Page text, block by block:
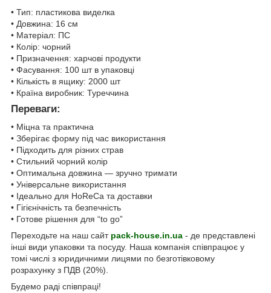
• Тип: пластикова виделка
• Довжина: 16 см
• Матеріал: ПС
• Колір: чорний
• Призначення: харчові продукти
• Фасування: 100 шт в упаковці
• Кількість в ящику: 2000 шт
• Країна виробник: Туреччина
Переваги:
• Міцна та практична
• Зберігає форму під час використання
• Підходить для різних страв
• Стильний чорний колір
• Оптимальна довжина — зручно тримати
• Універсальне використання
• Ідеально для HoReCa та доставки
• Гігієнічність та безпечність
• Готове рішення для “to go”
Переходьте на наш сайт pack-house.in.ua - де представлені
інші види упаковки та посуду. Наша компанія співпрацює у
томі числі з юридичними лицями по безготівковому
розрахунку з ПДВ (20%).
Будемо раді співпраці!